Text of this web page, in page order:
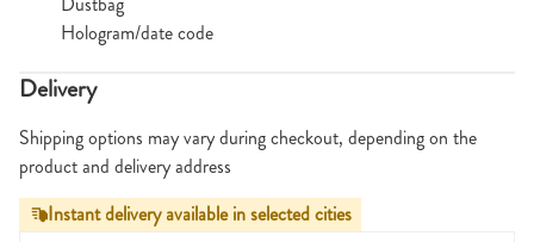
Hologram/date code
Delivery
Shipping options may vary during checkout, depending on the
product and delivery address
Instant delivery available in selected cities